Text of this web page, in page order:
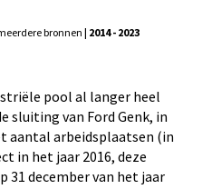
bronnen | 2014 - 2023
pool al langer heel
sluiting van Ford Genk, in
aantal arbeidsplaatsen (in
in het jaar 2016, deze
31 december van het jaar